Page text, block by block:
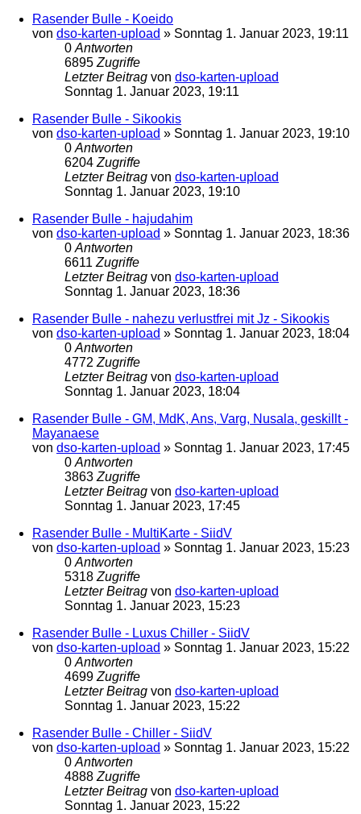
Rasender Bulle - Koeido
von dso-karten-upload » Sonntag 1. Januar 2023, 19:11
0Antworten
6895Zugriffe
Letzter Beitrag von dso-karten-upload
Sonntag 1. Januar 2023, 19:11
Rasender Bulle - Sikookis
von dso-karten-upload » Sonntag 1. Januar 2023, 19:10
0Antworten
6204Zugriffe
Letzter Beitrag von dso-karten-upload
Sonntag 1. Januar 2023, 19:10
Rasender Bulle - hajudahim
von dso-karten-upload » Sonntag 1. Januar 2023, 18:36
0Antworten
6611Zugriffe
Letzter Beitrag von dso-karten-upload
Sonntag 1. Januar 2023, 18:36
Rasender Bulle - nahezu verlustfrei mit Jz - Sikookis
von dso-karten-upload » Sonntag 1. Januar 2023, 18:04
0Antworten
4772Zugriffe
Letzter Beitrag von dso-karten-upload
Sonntag 1. Januar 2023, 18:04
Rasender Bulle - GM, MdK, Ans, Varg, Nusala, geskillt -
Mayanaese
von dso-karten-upload » Sonntag 1. Januar 2023, 17:45
0Antworten
3863Zugriffe
Letzter Beitrag von dso-karten-upload
Sonntag 1. Januar 2023, 17:45
Rasender Bulle - MultiKarte - SiidV
von dso-karten-upload » Sonntag 1. Januar 2023, 15:23
0Antworten
5318Zugriffe
Letzter Beitrag von dso-karten-upload
Sonntag 1. Januar 2023, 15:23
Rasender Bulle - Luxus Chiller - SiidV
von dso-karten-upload » Sonntag 1. Januar 2023, 15:22
0Antworten
4699Zugriffe
Letzter Beitrag von dso-karten-upload
Sonntag 1. Januar 2023, 15:22
Rasender Bulle - Chiller - SiidV
von dso-karten-upload » Sonntag 1. Januar 2023, 15:22
0Antworten
4888Zugriffe
Letzter Beitrag von dso-karten-upload
Sonntag 1. Januar 2023, 15:22